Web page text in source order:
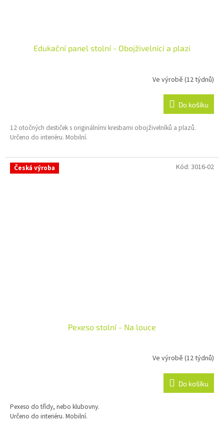
Edukační panel stolní - Obojživelníci a plazi
Ve výrobě (12 týdnů)
Do košíku
12 otočných destiček s originálními kresbami obojživelníků a plazů.
Určeno do interiéru. Mobilní.
Česká výroba
Pexeso stolní - Na louce
Ve výrobě (12 týdnů)
Do košíku
Pexeso do třídy, nebo klubovny.
Určeno do interiéru. Mobilní.
Kód: 3016-02